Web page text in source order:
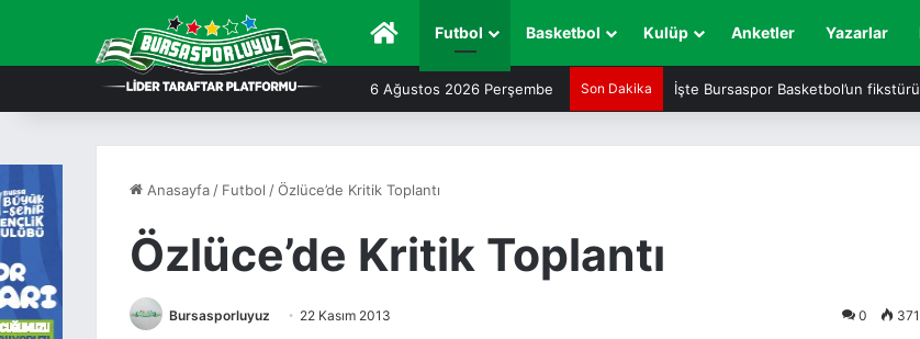
Anasayfa
Futbol Basketbol Kulüp Anketler Yazarlar
6 Ağustos 2026 Perşembe Son Dakika İşte Bursaspor Basketbol’un
Anasayfa / Futbol /Özlüce’de Kritik Toplantı
Özlüce’de Kritik Toplantı
Bursasporluyuz 22 Kasım 2013 0 371